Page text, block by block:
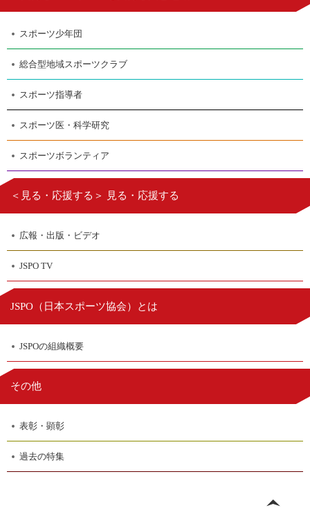
スポーツ少年団
総合型地域スポーツクラブ
スポーツ指導者
スポーツ医・科学研究
スポーツボランティア
＜見る・応援する＞ 見る・応援する
広報・出版・ビデオ
JSPO TV
JSPO（ 日本スポーツ協会）とは
JSPOの組織概要
その他
表彰・顕彰
過去の特集